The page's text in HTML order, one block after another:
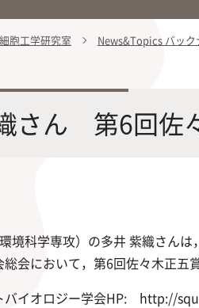
案内
学院の教育ビジョン、
入試情報について
化学科
とバイオテクノロジー
食
院
・博士課程
・国際交流
胞工学研究室 News&Topics バック
さん 第6回佐
境科学専攻）の多井 紫織さんは，
会において，第6回佐々木正五
バイオロジー学会HP: http://